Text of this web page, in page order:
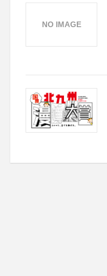
NO IMAGE